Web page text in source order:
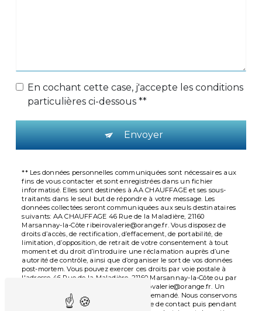
En cochant cette case, j'accepte les conditions
particulières ci-dessous **
Envoyer
** Les données personnelles communiquées sont nécessaires aux
fins de vous contacter et sont enregistrées dans un fichier
informatisé. Elles sont destinées à AA CHAUFFAGE et ses sous-
traitants dans le seul but de répondre à votre message. Les
données collectées seront communiquées aux seuls destinataires
suivants: AA CHAUFFAGE 46 Rue de la Maladière, 21160
Marsannay-la-Côte ribeirovalerie@orange.fr. Vous disposez de
droits d’accès, de rectification, d’effacement, de portabilité, de
limitation, d’opposition, de retrait de votre consentement à tout
moment et du droit d’introduire une réclamation auprès d’une
autorité de contrôle, ainsi que d’organiser le sort de vos données
post-mortem. Vous pouvez exercer ces droits par voie postale à
l'adresse 46 Rue de la Maladière, 21160 Marsannay-la-Côte ou par
courrier électronique à l'adresse ribeirovalerie@orange.fr. Un
justificatif d'identité pourra vous être demandé. Nous conservons
vos données pendant la période de prise de contact puis pendant